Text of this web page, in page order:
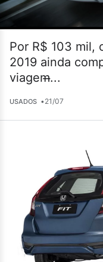
Por R$ 103 mil,
2019 ainda
viagem̶...
USADOS •21/07